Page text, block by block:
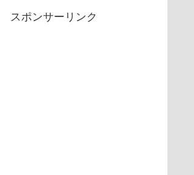
スポンサーリンク